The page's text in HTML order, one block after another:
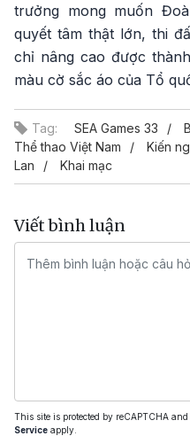
trưởng mong muốn
quyết tâm thật lớn, thi
chỉ nâng cao được
màu cờ sắc áo của Tổ
Tag: SEA Games 33
Thể thao Việt Nam
Kiến
Lan
Khai mạc
Viết bình luận
This site is protected by reCAPTCHA and
Service apply.